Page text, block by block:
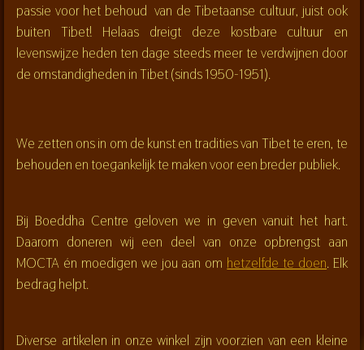
passie voor het behoud van de Tibetaanse cultuur, juist ook
buiten Tibet! Helaas dreigt deze kostbare cultuur en
levenswijze heden ten dage steeds meer te verdwijnen door
de omstandigheden in Tibet (sinds 1950-1951).
We zetten ons in om de kunst en tradities van Tibet te eren, te
behouden en toegankelijk te maken voor een breder publiek.
Bij Boeddha Centre geloven we in geven vanuit het hart.
Daarom doneren wij een deel van onze opbrengst aan
MOCTA én moedigen we jou aan om hetzelfde te doen. Elk
bedrag helpt.
Diverse artikelen in onze winkel zijn voorzien van een kleine